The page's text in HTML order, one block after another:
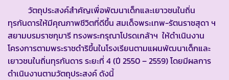
วัตถุประสงค์สำคัญเพื่อพัฒนาเด็กและเยาวชนในถิ่น
ทุรกันดารให้มีคุณภาพชีวิตที่ดีขึ้น สมเด็จพระเทพ-รัตนราชสุดา ฯ
สยามบรมราชกุมารี ทรงพระกรุณาโปรดเกล้าฯ ให้ดำเนินงาน
โครงการตามพระราชดำริขึ้นในโรงเรียนตามแผนพัฒนาเด็กและ
เยาวชนในถิ่นทุรกันดาร ระยะที่ 4 (ปี 2550 – 2559) โดยมีผลการ
ดำเนินงานตามวัตถุประสงค์ ดังนี้